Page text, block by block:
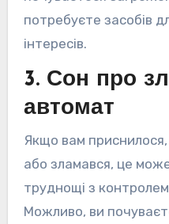
потребуєте засобів
інтересів.
3. Сон про
автомат
Якщо вам
або зламався, це
труднощі з
Можливо, ви